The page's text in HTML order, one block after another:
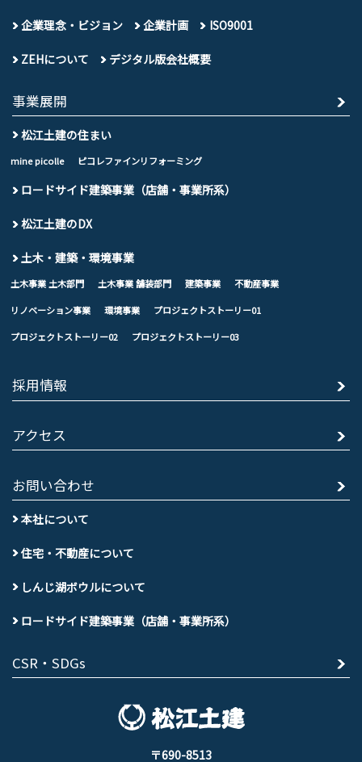
企業理念・ビジョン 企業計画 ISO9001
ZEHについて デジタル版会社概要
事業展開
松江土建の住まい
mine picolle ピコレファインリフォーミング
ロードサイド建築事業（店舗・事業所系）
松江土建のDX
土木・建築・環境事業
土木事業 土木部門 土木事業 舗装部門 建築事業 不動産事業
リノベーション事業 環境事業 プロジェクトストーリー01
プロジェクトストーリー02 プロジェクトストーリー03
採用情報
アクセス
お問い合わせ
本社について
住宅・不動産について
しんじ湖ボウルについて
ロードサイド建築事業（店舗・事業所系）
CSR・SDGs
〒690-8513